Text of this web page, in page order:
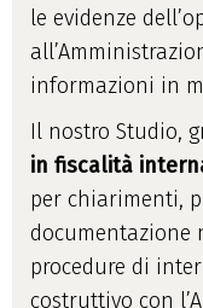
le evidenze
informazioni in
Il nostro Studio,
in fiscalità
per chiarimenti,
documentazione
procedure di
costruttivo con